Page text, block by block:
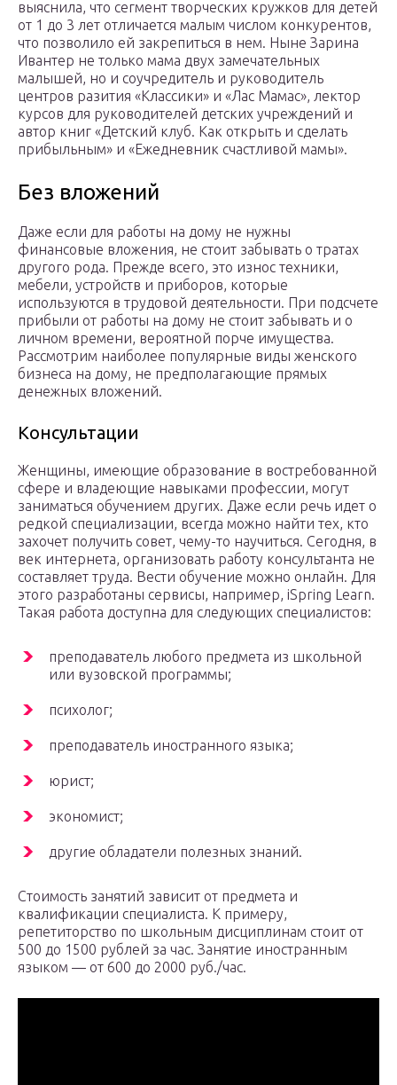
выяснила, что сегмент творческих кружков для детей
от 1 до 3 лет отличается малым числом конкурентов,
что позволило ей закрепиться в нем. Ныне Зарина
Ивантер не только мама двух замечательных
малышей, но и соучредитель и руководитель
центров разития «Классики» и «Лас Мамас», лектор
курсов для руководителей детских учреждений и
автор книг «Детский клуб. Как открыть и сделать
прибыльным» и «Ежедневник счастливой мамы».
Без вложений
Даже если для работы на дому не нужны
финансовые вложения, не стоит забывать о тратах
другого рода. Прежде всего, это износ техники,
мебели, устройств и приборов, которые
используются в трудовой деятельности. При подсчете
прибыли от работы на дому не стоит забывать и о
личном времени, вероятной порче имущества.
Рассмотрим наиболее популярные виды женского
бизнеса на дому, не предполагающие прямых
денежных вложений.
Консультации
Женщины, имеющие образование в востребованной
сфере и владеющие навыками профессии, могут
заниматься обучением других. Даже если речь идет о
редкой специализации, всегда можно найти тех, кто
захочет получить совет, чему-то научиться. Сегодня, в
век интернета, организовать работу консультанта не
составляет труда. Вести обучение можно онлайн. Для
этого разработаны сервисы, например, iSpring Learn.
Такая работа доступна для следующих специалистов:
преподаватель любого предмета из школьной
или вузовской программы;
психолог;
преподаватель иностранного языка;
юрист;
экономист;
другие обладатели полезных знаний.
Стоимость занятий зависит от предмета и
квалификации специалиста. К примеру,
репетиторство по школьным дисциплинам стоит от
500 до 1500 рублей за час. Занятие иностранным
языком — от 600 до 2000 руб./час.